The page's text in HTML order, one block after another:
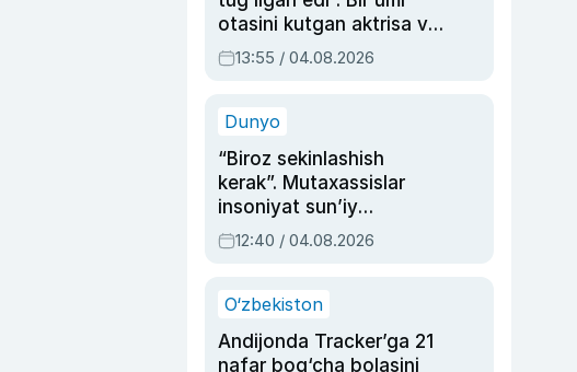
otasini kutgan aktrisa va
dublyaj ustasi Rimma
Ahmedovaning
13:55 / 04.08.2026
Dunyo
“Biroz sekinlashish
kerak”. Mutaxassislar
insoniyat sun’iy
intellektni boshqara
olmay qolishidan xavotir
12:40 / 04.08.2026
O‘zbekiston
Andijonda Tracker’ga 21
nafar bog‘cha bolasini